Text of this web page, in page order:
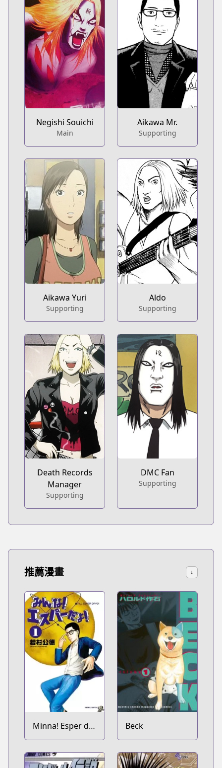
Negishi Souichi
Main
Aikawa Mr.
Supporting
Aikawa Yuri
Supporting
Aldo
Supporting
Death Records
Manager
Supporting
DMC Fan
Supporting
推薦漫畫 ↓
Minna! Esper da
yo!
Beck